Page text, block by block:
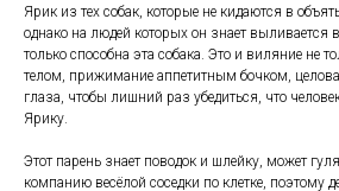
Ярик из тех собак, которые не кидаются в
однако на людей которых он знает выливается
только способна эта собака. Это и виляние не
телом, прижимание аппетитным бочком,
глаза, чтобы лишний раз убедиться, что
Ярику.
Этот парень знает поводок и шлейку, может
компанию весёлой соседки по клетке, поэтому